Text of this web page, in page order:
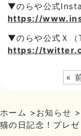
▼のらや公式
https://
▼のらや公式Ｘ
https://
«
ホーム > お知らせ >
猫の日記念！プレ